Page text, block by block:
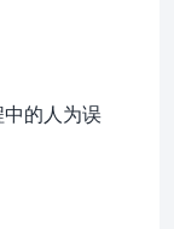
的人为误